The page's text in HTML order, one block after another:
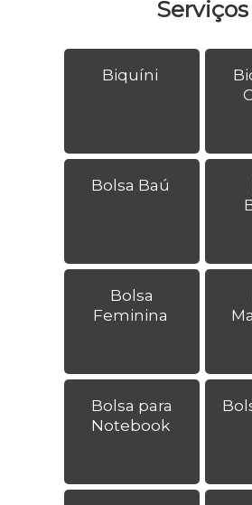
Serviços
Biquíni
Bolsa Baú
Bolsa
Feminina
Bolsa para
Notebook